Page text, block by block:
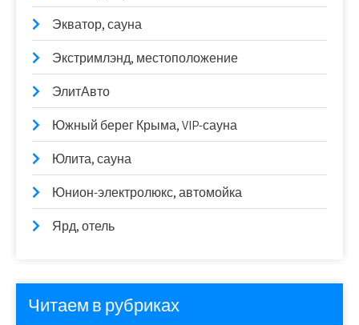
Экватор, сауна
Экстримлэнд, местоположение
ЭлитАвто
Южный берег Крыма, VIP-сауна
Юлита, сауна
Юнион-электролюкс, автомойка
Ярд, отель
Читаем в рубриках